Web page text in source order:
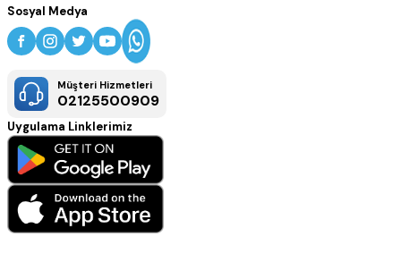
Sosyal Medya
Müşteri Hizmetleri
02125500909
Uygulama Linklerimiz